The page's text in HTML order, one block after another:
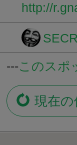
http://
---このスポ
現在